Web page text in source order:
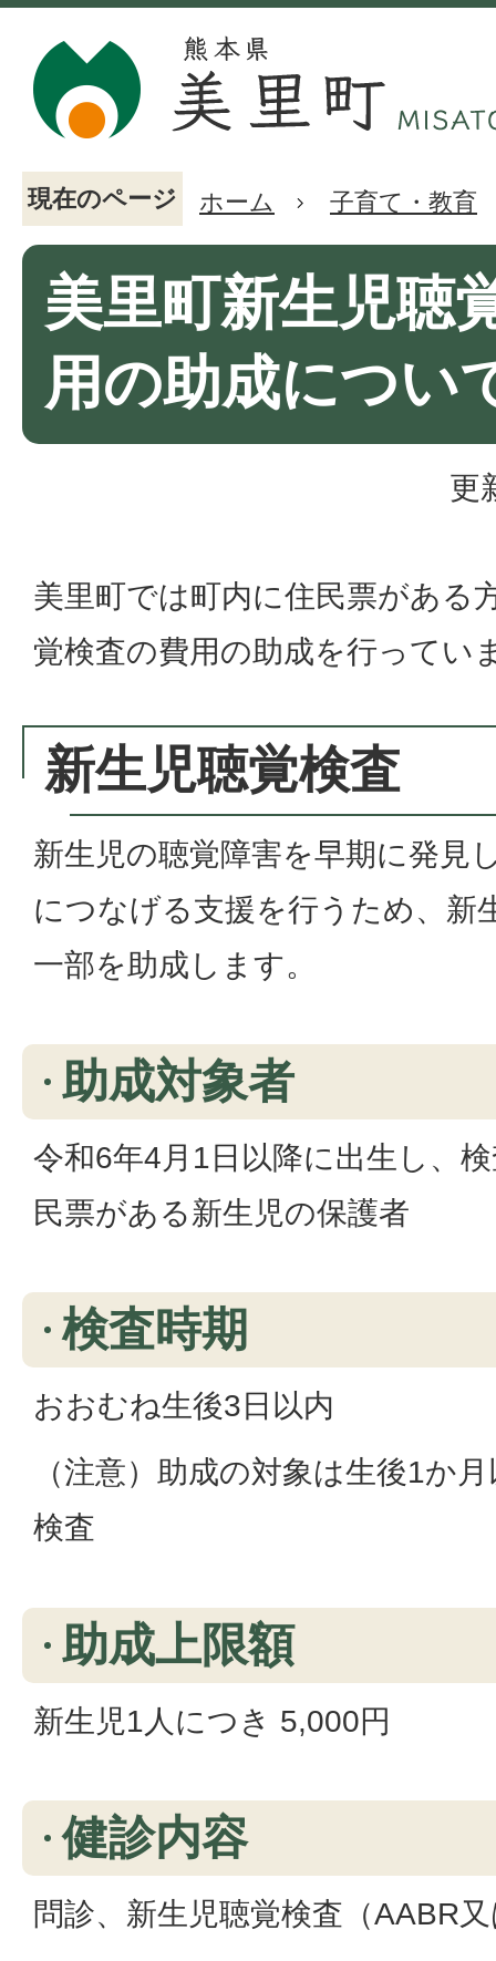
現在のページ ホーム 子育て・教育
美里町新生児聴
用の助成につい
更
美里町では町内に住民票がある
覚検査の費用の助成を行ってい
新生児聴覚検査
新生児の聴覚障害を早期に発見
につなげる支援を行うため、新
一部を助成します。
助成対象者
令和6年4月1日以降に出生し、
民票がある新生児の保護者
検査時期
おおむね生後3日以内
（注意）助成の対象は生後1か
検査
助成上限額
新生児1人につき 5,000円
健診内容
問診、新生児聴覚検査（AABR